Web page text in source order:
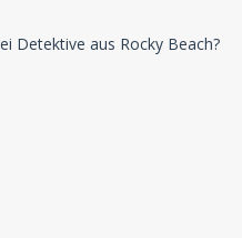
Detektive aus Rocky Beach?